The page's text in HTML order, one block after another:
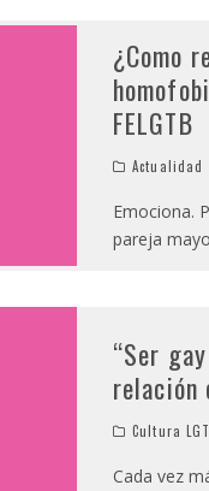
¿Como
FELGTB
Actualidad
Emociona.
pareja
“Ser
relación
Cultura
Cada vez